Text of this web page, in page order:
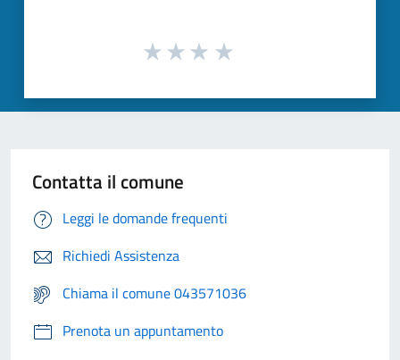
Contatta il comune
Leggi le domande frequenti
Richiedi Assistenza
Chiama il comune 043571036
Prenota un appuntamento